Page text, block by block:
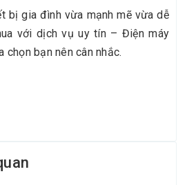
bị gia đình vừa mạnh mẽ vừa dễ
với dịch vụ uy tín – Điện máy
chọn bạn nên cân nhắc.